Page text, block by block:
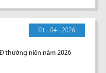
01 - 04 - 2026
thường niên năm 2026